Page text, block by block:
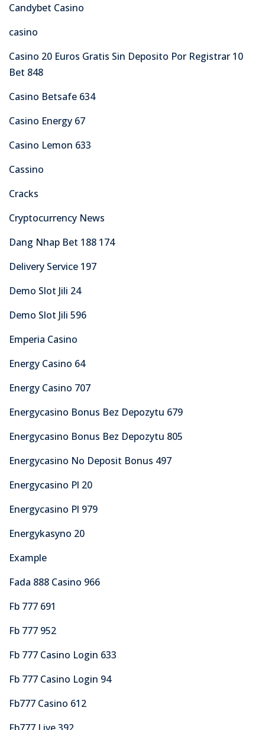
Candybet Casino
casino
Casino 20 Euros Gratis Sin Deposito Por Registrar 10
Bet 848
Casino Betsafe 634
Casino Energy 67
Casino Lemon 633
Cassino
Cracks
Cryptocurrency News
Dang Nhap Bet 188 174
Delivery Service 197
Demo Slot Jili 24
Demo Slot Jili 596
Emperia Casino
Energy Casino 64
Energy Casino 707
Energycasino Bonus Bez Depozytu 679
Energycasino Bonus Bez Depozytu 805
Energycasino No Deposit Bonus 497
Energycasino Pl 20
Energycasino Pl 979
Energykasyno 20
Example
Fada 888 Casino 966
Fb 777 691
Fb 777 952
Fb 777 Casino Login 633
Fb 777 Casino Login 94
Fb777 Casino 612
Fb777 Live 392